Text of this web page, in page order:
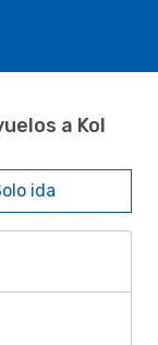
a Kol
ida